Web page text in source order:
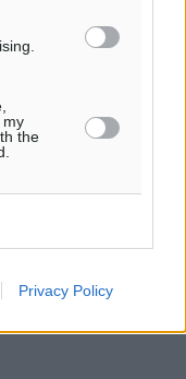
my
the
Privacy Policy
από άλλες
του παρακάτω